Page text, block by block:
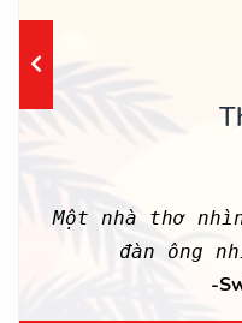
Một nhà thơ
đàn ông
-